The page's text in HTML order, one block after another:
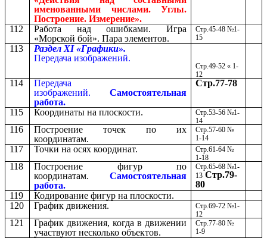
именованными числами. Углы.
Построение. Измерение».
112
Работа над ошибками. Игра
«Морской бой». Пара элементов.
Стр.45-48 №1-
15
113
Раздел ХI «Графики».
Передача изображений.
Стр.49-52 « 1-
12
114
Передача
изображений. Самостоятельная
работа.
Стр.77-78
115 Координаты на плоскости.
Стр.53-56 №1-
14
116
Построение точек по их
координатам.
Стр.57-60 №
1-14
117 Точки на осях координат.
Стр.61-64 №
1-18
118
Построение фигур по
координатам.
Самостоятельная
работа.
Стр.65-68 №1-
13 Стр.79-
80
119
Кодирование фигур на плоскости.
120
График движения.
Стр.69-72 №1-
12
121
График движения, когда в движении
участвуют несколько объектов.
Стр.77-80 №
1-9